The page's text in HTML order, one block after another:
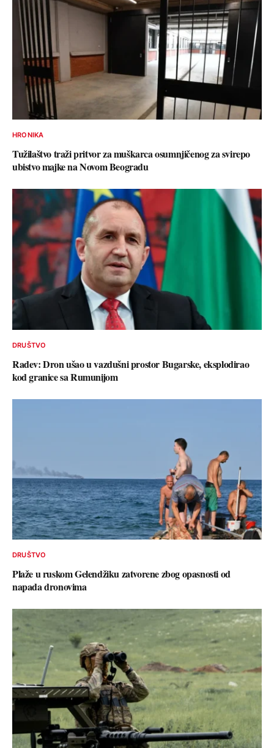
HRONIKA
Tužilaštvo traži pritvor za muškarca osumnjičenog za svirepo
ubistvo majke na Novom Beogradu
DRUŠTVO
Radev: Dron ušao u vazdušni prostor Bugarske, eksplodirao
kod granice sa Rumunijom
DRUŠTVO
Plaže u ruskom Gelendžiku zatvorene zbog opasnosti od
napada dronovima